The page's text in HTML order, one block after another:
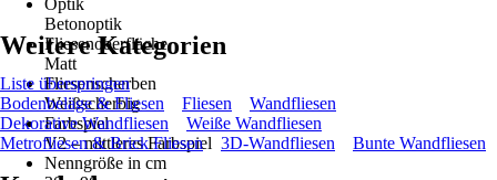
Optik
Betonoptik
Fliesenoberfläche
Matt
Fliesenscherben
Weißscherbig
Farbspiel
V2 – mittleres Farbspiel
Nenngröße in cm
Weitere Kategorien
Liste überspringen
Bodenbeläge & Fliesen
Fliesen
Wandfliesen
Dekorative Wandfliesen
Weiße Wandfliesen
Metrofliesen & Brick Fliesen
3D-Wandfliesen Bunte Wandfliesen